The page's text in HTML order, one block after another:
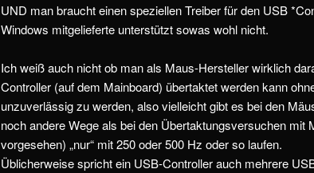
UND man braucht einen speziellen Treiber für den USB
Windows mitgelieferte unterstützt sowas wohl nicht.
Ich weiß auch nicht ob man als Maus-Hersteller wirklich
Controller (auf dem Mainboard) übertaktet werden kann
unzuverlässig zu werden, also vielleicht gibt es bei den
noch andere Wege als bei den Übertaktungsversuchen mit
vorgesehen) „nur“ mit 250 oder 500 Hz oder so laufen.
Üblicherweise spricht ein USB-Controller auch mehrere